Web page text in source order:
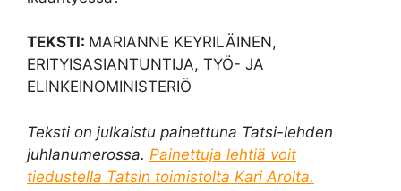
TEKSTI: MARIANNE KEYRILÄINEN,
ERITYISASIANTUNTIJA, TYÖ- JA
ELINKEINOMINISTERIÖ
Teksti on julkaistu painettuna Tatsi-lehden
juhlanumerossa. Painettuja lehtiä voit
tiedustella Tatsin toimistolta Kari Arolta.